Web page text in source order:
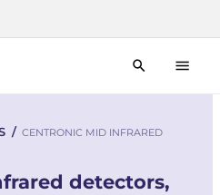
/ CENTRONIC MID INFRARED
detectors,